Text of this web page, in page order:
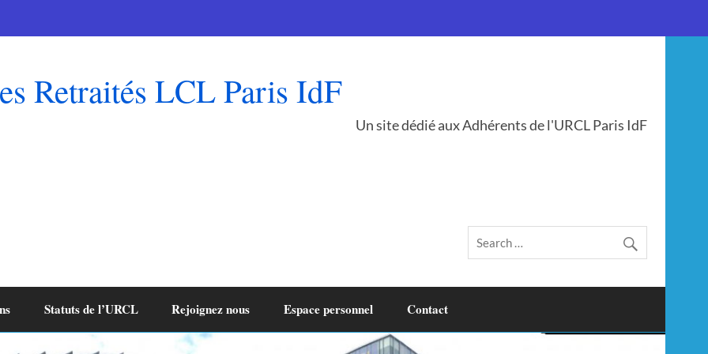
Retraités LCL Paris IdF
Un site dédié aux Adhérents de l'URCL Paris IdF
Statuts de l’URCL Rejoignez nous Espace personnel Contact